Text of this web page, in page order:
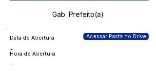
Gab. Prefeito(a)
Data de Abertura
-
Hora de Abertura
-
Acessar Pasta no Drive